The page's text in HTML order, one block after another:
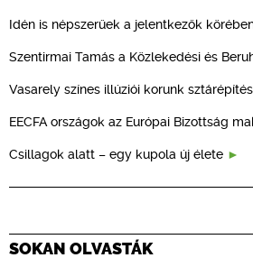
Idén is népszerűek a jelentkezők körében
Szentirmai Tamás a Közlekedési és
Vasarely színes illúziói korunk
EECFA országok az Európai Bizottság
Csillagok alatt – egy kupola új élete
SOKAN OLVASTÁK